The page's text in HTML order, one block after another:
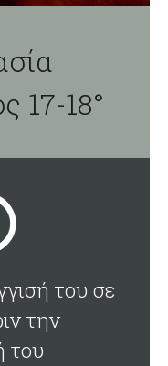
17-18°
του σε
την
του